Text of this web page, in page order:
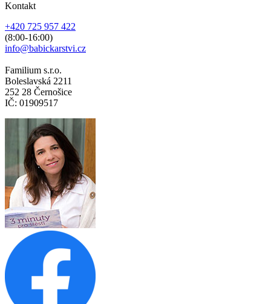
Kontakt
+420 725 957 422
(8:00-16:00)
info@babickarstvi.cz
Familium s.r.o.
Boleslavská 2211
252 28 Černošice
IČ: 01909517